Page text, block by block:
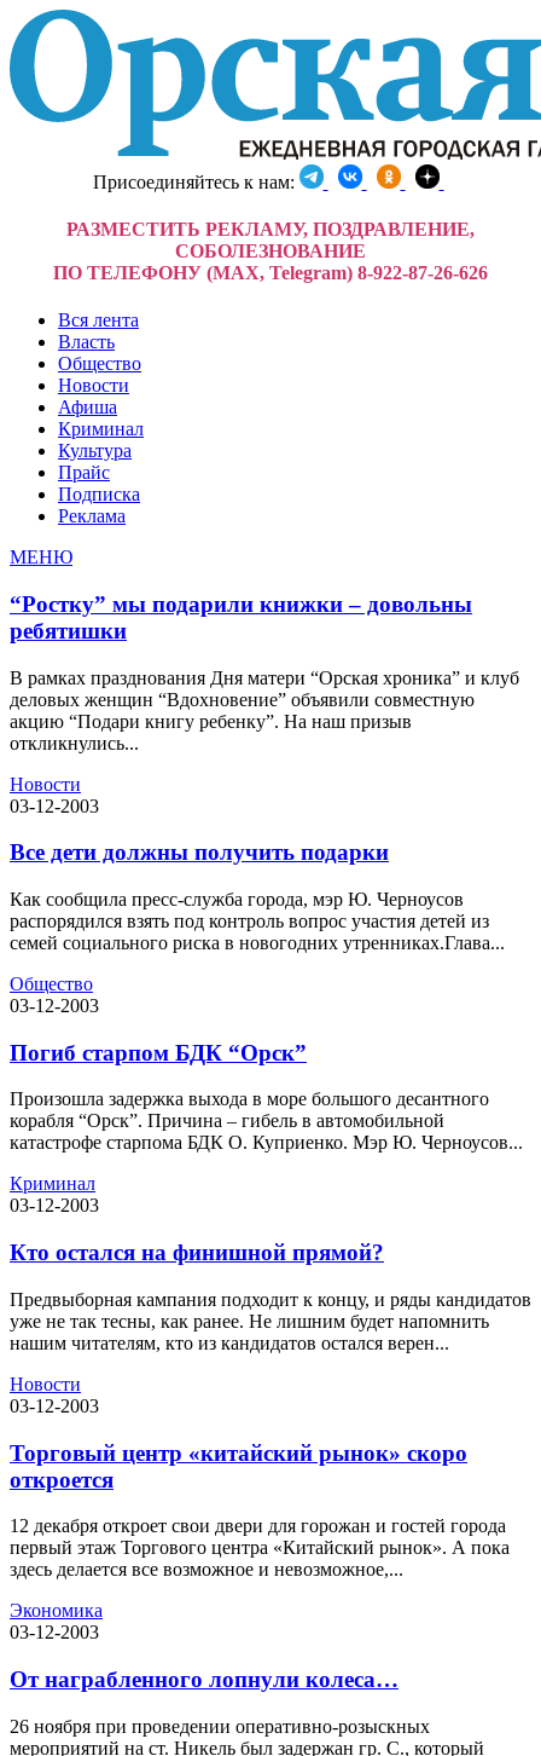
Присоединяйтесь к нам:
РАЗМЕСТИТЬ РЕКЛАМУ, ПОЗДРАВЛЕНИЕ,
СОБОЛЕЗНОВАНИЕ
ПО ТЕЛЕФОНУ (MAX, Telegram) 8-922-87-26-626
Вся лента
Власть
Общество
Новости
Афиша
Криминал
Культура
Прайс
Подписка
Реклама
МЕНЮ
“Ростку” мы подарили книжки – довольны
ребятишки
В рамках празднования Дня матери “Орская хроника” и клуб
деловых женщин “Вдохновение” объявили совместную
акцию “Подари книгу ребенку”. На наш призыв
откликнулись...
Новости
03-12-2003
Все дети должны получить подарки
Как сообщила пресс-служба города, мэр Ю. Черноусов
распорядился взять под контроль вопрос участия детей из
семей социального риска в новогодних утренниках.Глава...
Общество
03-12-2003
Погиб старпом БДК “Орск”
Произошла задержка выхода в море большого десантного
корабля “Орск”. Причина – гибель в автомобильной
катастрофе старпома БДК О. Куприенко. Мэр Ю. Черноусов...
Криминал
03-12-2003
Кто остался на финишной прямой?
Предвыборная кампания подходит к концу, и ряды кандидатов
уже не так тесны, как ранее. Не лишним будет напомнить
нашим читателям, кто из кандидатов остался верен...
Новости
03-12-2003
Торговый центр «китайский рынок» скоро
откроется
12 декабря откроет свои двери для горожан и гостей города
первый этаж Торгового центра «Китайский рынок». А пока
здесь делается все возможное и невозможное,...
Экономика
03-12-2003
От награбленного лопнули колеса…
26 ноября при проведении оперативно-розыскных
мероприятий на ст. Никель был задержан гр. С., который